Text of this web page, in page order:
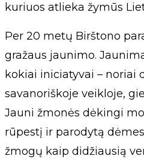
kuriuos atlieka žymūs
Per 20 metų Birštono
gražaus jaunimo.
kokiai iniciatyvai – noriai
savanoriškoje veikloje,
Jauni žmonės dėkingi
rūpestį ir parodytą
žmogų kaip didžiausią